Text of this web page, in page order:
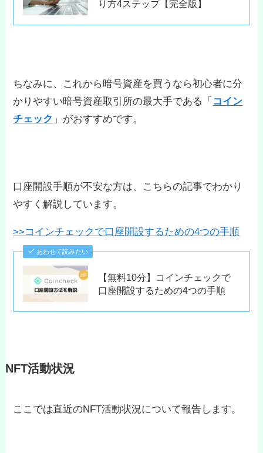
り方4ステップ【完全版】
ちなみに、これから暗号資産を買うなら初心者に分
かりやすい暗号資産取引所の最大手である「 コイン
チェック 」がおすすめです。
口座開設手順が不安な方は、こちらの記事でわかり
やすく解説しています。
>>コインチェックで口座開設するための4つの手順
あわせて読みたい
【無料10分】コインチェックで
口座開設するための4つの手順
NFT活動状況
ここでは直近のNFT活動状況について報告します。